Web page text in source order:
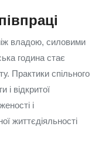
владою, силовими
година стає
Практики спільного
і відкритої
і
життєдіяльності